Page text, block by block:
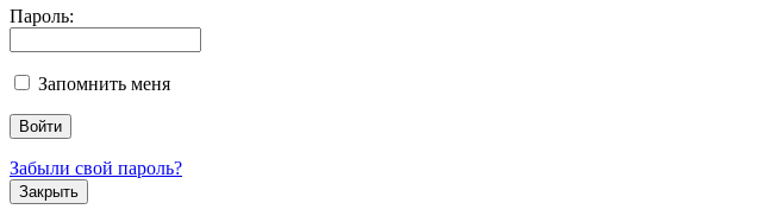
Пароль:
Запомнить меня
Забыли свой пароль?
Закрыть